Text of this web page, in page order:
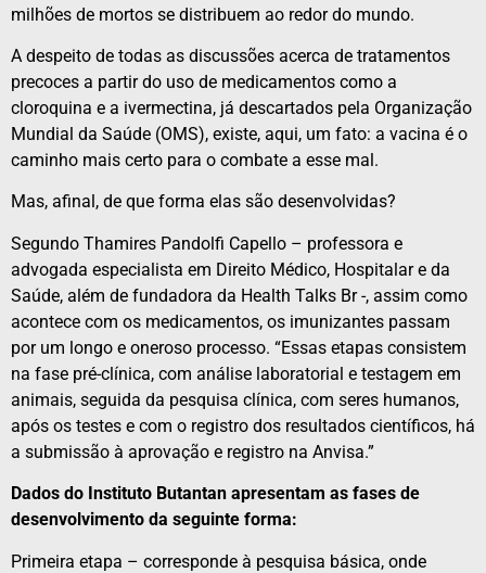
milhões de mortos se distribuem ao redor do mundo.
A despeito de todas as discussões acerca de tratamentos
precoces a partir do uso de medicamentos como a
cloroquina e a ivermectina, já descartados pela Organização
Mundial da Saúde (OMS), existe, aqui, um fato: a vacina é o
caminho mais certo para o combate a esse mal.
Mas, afinal, de que forma elas são desenvolvidas?
Segundo Thamires Pandolfi Capello – professora e
advogada especialista em Direito Médico, Hospitalar e da
Saúde, além de fundadora da Health Talks Br -, assim como
acontece com os medicamentos, os imunizantes passam
por um longo e oneroso processo. “Essas etapas consistem
na fase pré-clínica, com análise laboratorial e testagem em
animais, seguida da pesquisa clínica, com seres humanos,
após os testes e com o registro dos resultados científicos, há
a submissão à aprovação e registro na Anvisa.”
Dados do Instituto Butantan apresentam as fases de
desenvolvimento da seguinte forma:
Primeira etapa – corresponde à pesquisa básica, onde